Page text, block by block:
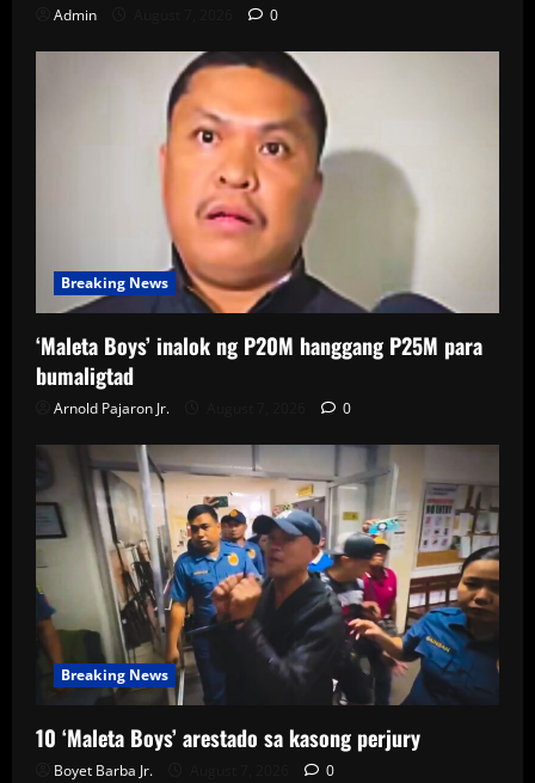
Admin 0
Breaking News
‘Maleta Boys’ inalok ng P20M hanggang P25M para
bumaligtad
Arnold Pajaron Jr. 0
Breaking News
10 ‘Maleta Boys’ arestado sa kasong perjury
Boyet Barba Jr. 0